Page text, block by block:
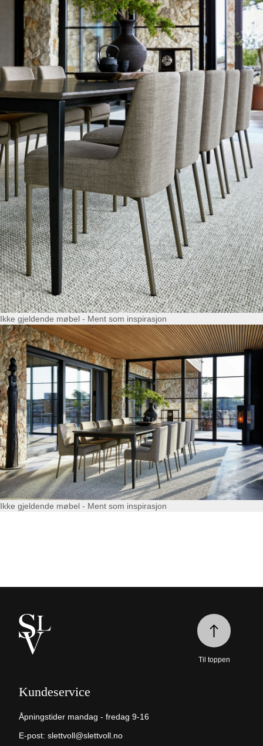
Ikke gjeldende møbel - Ment som inspirasjon
Ikke gjeldende møbel - Ment som inspirasjon
Kundeservice
Åpningstider mandag - fredag 9-16
E-post: slettvoll@slettvoll.no
Til toppen